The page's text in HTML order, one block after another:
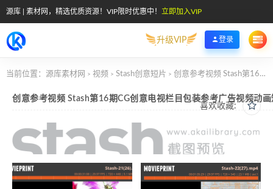
源库 | 素材网，精选优质资源！VIP限时优惠中！ 立即加入VIP
升级VIP 登录
当前位置： 源库素材网 > 视频 > Stash创意短片 > 创意参考视频 Stash第16期CG创意电视栏目包装参考广告视频动画短片
喜欢收藏:
创意参考视频 Stash第16期CG创意电视栏目包装参考广告视频动画